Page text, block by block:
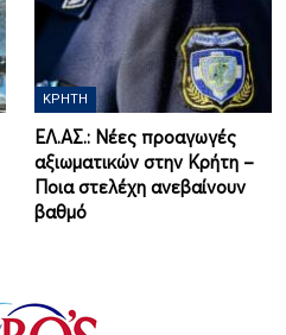
ΚΡΉΤΗ
ΕΛ.ΑΣ.: Νέες προαγωγές
αξιωματικών στην Κρήτη –
Ποια στελέχη ανεβαίνουν
βαθμό